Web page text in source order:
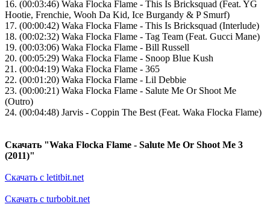
16. (00:03:46) Waka Flocka Flame - This Is Bricksquad (Feat. YG
Hootie, Frenchie, Wooh Da Kid, Ice Burgandy & P Smurf)
17. (00:00:42) Waka Flocka Flame - This Is Bricksquad (Interlude)
18. (00:02:32) Waka Flocka Flame - Tag Team (Feat. Gucci Mane)
19. (00:03:06) Waka Flocka Flame - Bill Russell
20. (00:05:29) Waka Flocka Flame - Snoop Blue Kush
21. (00:04:19) Waka Flocka Flame - 365
22. (00:01:20) Waka Flocka Flame - Lil Debbie
23. (00:00:21) Waka Flocka Flame - Salute Me Or Shoot Me
(Outro)
24. (00:04:48) Jarvis - Coppin The Best (Feat. Waka Flocka Flame)
Скачать "Waka Flocka Flame - Salute Me Or Shoot Me 3
(2011)"
Скачать с letitbit.net
Скачать с turbobit.net